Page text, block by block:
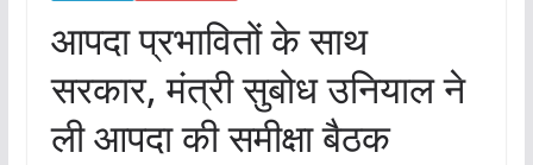
आपदा प्रभावितों के साथ
सरकार, मंत्री सुबोध उनियाल ने
ली आपदा की समीक्षा बैठक